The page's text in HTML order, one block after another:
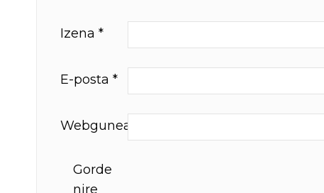
Izena *
E-posta *
Webgunea
Gorde
nire